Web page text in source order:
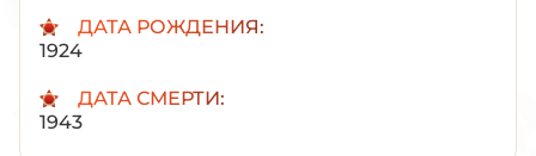
ДАТА РОЖДЕНИЯ:
1924
ДАТА СМЕРТИ:
1943